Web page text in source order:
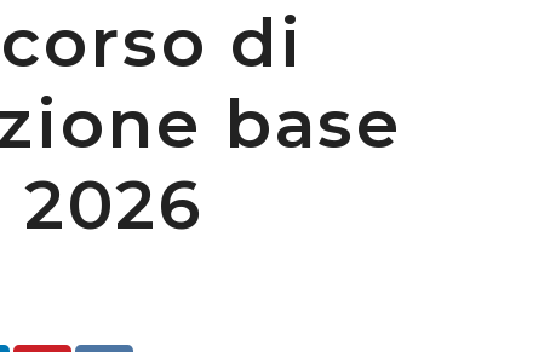
di
base